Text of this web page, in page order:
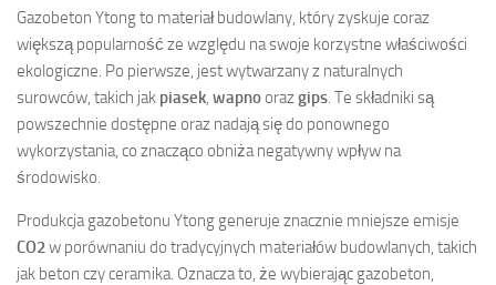
Gazobeton Ytong to materiał budowlany, który zyskuje coraz
większą popularność ze względu na swoje korzystne właściwości
ekologiczne. Po pierwsze, jest wytwarzany z naturalnych
surowców, takich jak piasek wapnoorazgips . Te składniki są
powszechnie dostępne oraz nadają się do ponownego
wykorzystania, co znacząco obniża negatywny wpływ na
środowisko.
Produkcja gazobetonu Ytong generuje znacznie mniejsze emisje
CO2 w porównaniu do tradycyjnych materiałów budowlanych, takich
jak beton czy ceramika. Oznacza to, że wybierając gazobeton,